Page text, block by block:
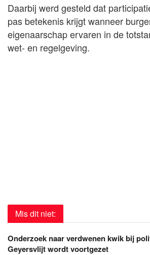
Daarbij werd gesteld dat
pas betekenis krijgt wanneer
eigenaarschap ervaren in de
wet- en regelgeving.
Mis dit niet:
Onderzoek naar verdwenen kwik bij
Geyersvlijt wordt voortgezet